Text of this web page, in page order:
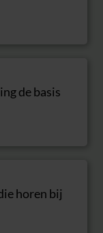
de basis
horen bij